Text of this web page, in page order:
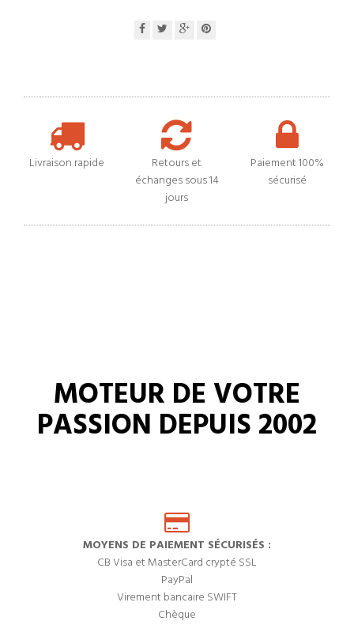
Livraison rapide
Retours et
échanges sous 14
jours
Paiement 100%
sécurisé
MOTEUR DE VOTRE
PASSION DEPUIS 2002
MOYENS DE PAIEMENT SÉCURISÉS :
CB Visa et MasterCard crypté SSL
PayPal
Virement bancaire SWIFT
Chèque